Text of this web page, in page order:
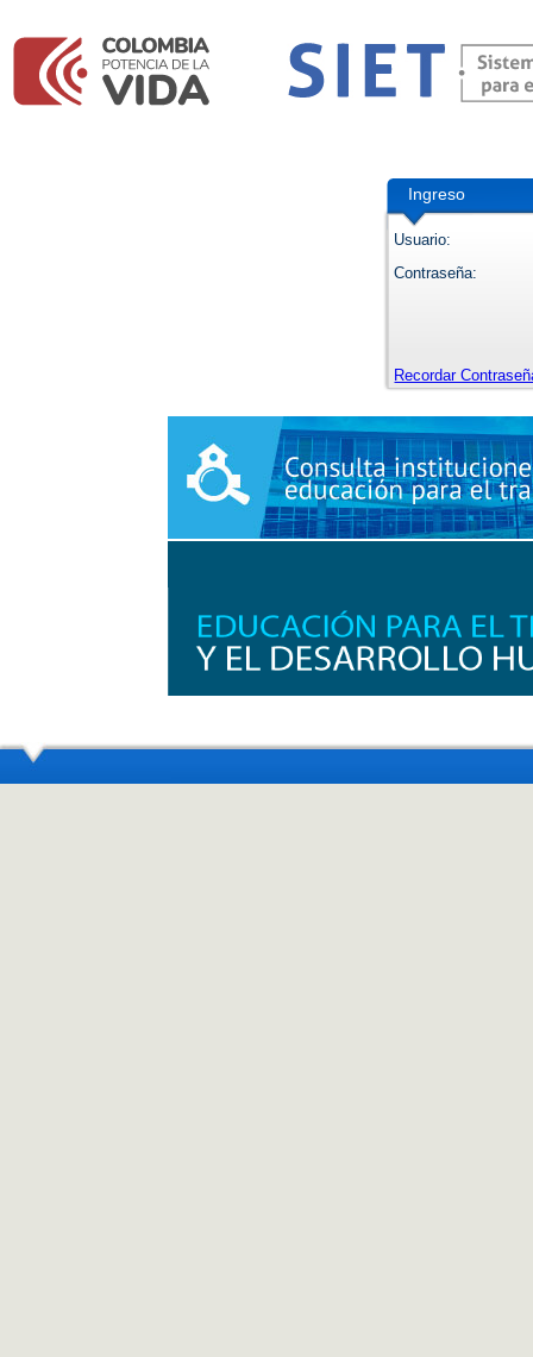
Ingreso
Usuario:
Contraseña:
Recordar